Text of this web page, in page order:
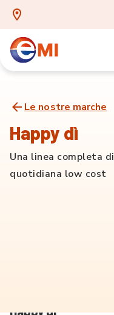
Le nostre marche
Happy dì
Una linea completa
quotidiana low cost
Happy dì